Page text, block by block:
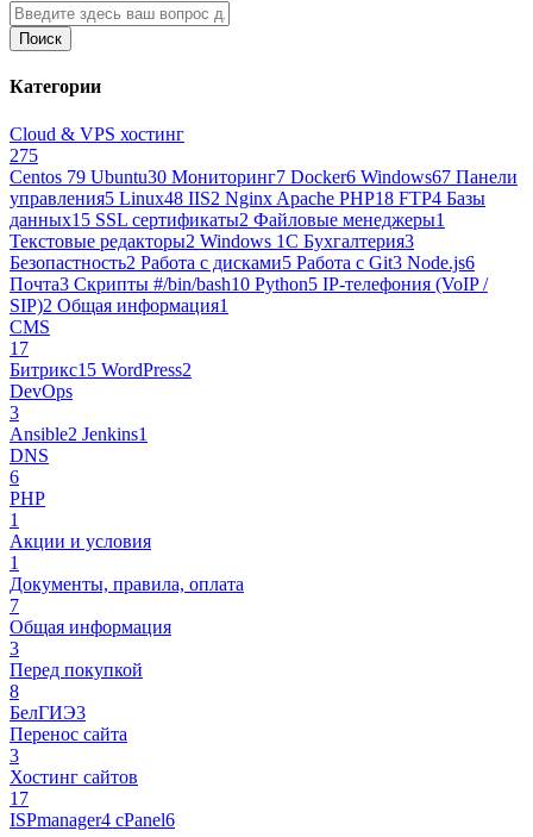
Поиск
Категории
Cloud & VPS хостинг
275
Centos 79 Ubuntu30 Мониторинг7 Docker6 Windows67 Панели
управления5 Linux48 IIS2 Nginx Apache PHP18 FTP4 Базы
данных15 SSL сертификаты2 Файловые менеджеры1
Текстовые редакторы2 Windows 1С Бухгалтерия3
Безопастность2 Работа с дисками5 Работа с Git3 Node.js6
Почта3 Cкрипты #/bin/bash10 Python5 IP-телефония (VoIP /
SIP)2 Общая информация1
CMS
17
Битрикс15 WordPress2
DevOps
3
Ansible2 Jenkins1
DNS
6
PHP
1
Акции и условия
1
Документы, правила, оплата
7
Общая информация
3
Перед покупкой
8
БелГИЭ3
Перенос сайта
3
Хостинг сайтов
17
ISPmanager4 cPanel6